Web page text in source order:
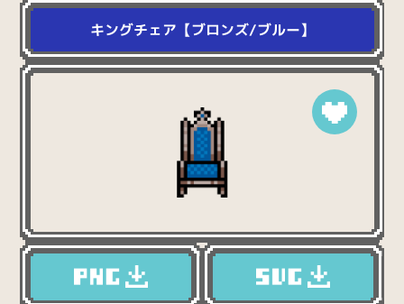
キングチェア【ブロンズ/ブルー】